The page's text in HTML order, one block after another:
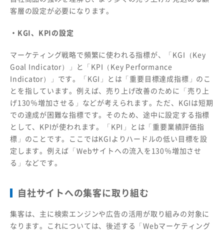
客層の設定が必要になります。
・KGI、KPIの設定
マーケティング戦略で頻繁に使われる指標が、「KGI（Key
Goal Indicator）」と「KPI（Key Performance
Indicator）」です。「KGI」とは「重要目標達成指標」のこ
とを指しています。例えば、売り上げ改善のために「売り上
げ130％増加させる」などが考えられます。ただ、KGIは短期
での達成が困難な指標です。そのため、途中に設定する指標
として、KPIが使われます。「KPI」とは「重要業績評価指
標」のことです。ここではKGIよりハードルの低い目標を設
定します。例えば「Webサイトへの流入を130％増加させ
る」などです。
自社サイトへの集客に取り組む
集客は、主に検索エンジンや広告の活用が取り組みの対象に
なります。これについては、後述する「Webマーケティング